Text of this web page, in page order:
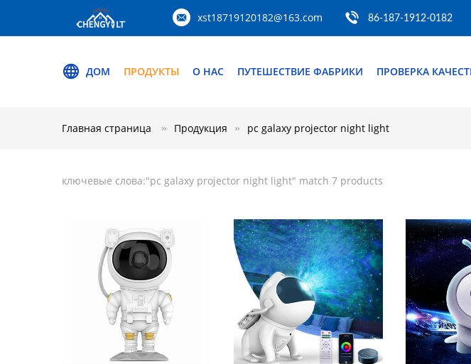
xst18719120182@163.com 86-187-1912-0182
ДОМ ПРОДУКТЫ О НАС ПУТЕШЕСТВИЕ ФАБРИКИ ПРОВЕРКА
Главная страница Продукция pc galaxy projector night light
ключевые слова:"pc galaxy projector night light" match 7 products